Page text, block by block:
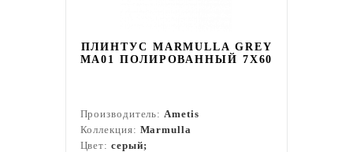
ПЛИНТУС MARMULLA GREY
MA01 ПОЛИРОВАННЫЙ 7X60
Производитель:Ametis
Коллекция: Marmulla
Цвет: серый;